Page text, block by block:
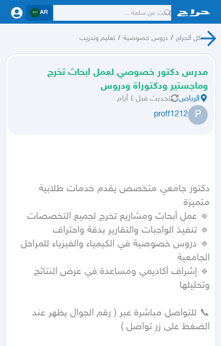
AR
كل الحراج / دروس خصوصية / تعليم وتدريب
مدرس دكتور خصوصي لعمل ابحاث تخرج
وماجستير ودكتوراة ودروس
الرياض تحديث قبل ٤ أيام
P
proff1212
الضغط على زر تواصل )